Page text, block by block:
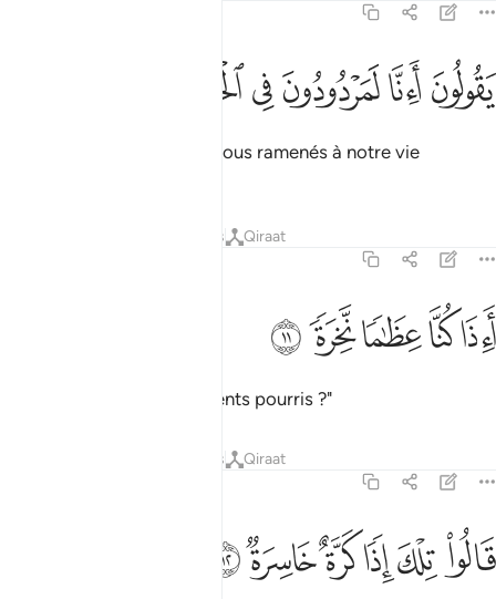
يقولون اانا لمردودون في الحافرة ١٠
يَقُولُونَ أَءِنَّا لَمَرْدُودُونَ فِى ٱلْحَافِرَةِ ١٠
ﲯﲰﲱﲲﲳ
Ils disent : "Quoi ! Serons-nous ramenés à notre vie
Réflexions Qiraat
ااذا كنا عظاما نخرة ١١
أَءِذَا كُنَّا عِظَـٰمًۭا نَّخِرَةًۭ ١١
ﲵﲶﲷﲸﲹ
quand nous serons ossements pourris ?"
Réflexions Qiraat
قالوا تلك اذا كرة خاسرة ١٢
قَالُوا۟ تِلْكَ إِذًۭا كَرَّةٌ خَاسِرَةٌۭ ١٢
ﲺﲻﲼﲽﲾﲿ